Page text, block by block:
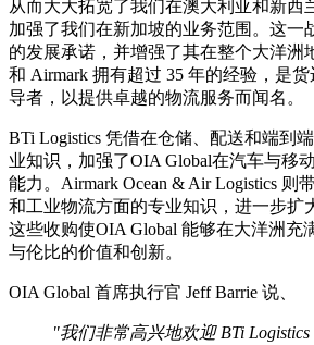
从而大大拓宽了我们在澳大利亚和新西
加强了我们在新加坡的业务范围。这一
的发展承诺，并增强了其在整个大洋洲
和 Airmark 拥有超过 35 年的经验，是
导者，以提供卓越的物流服务而闻名。
BTi Logistics 凭借在仓储、配送和端到
业知识，加强了OIA Global在汽车与移
能力。Airmark Ocean & Air Logistics 则
和工业物流方面的专业知识，进一步扩
这些收购使OIA Global 能够在大洋洲充
与伦比的价值和创新。
OIA Global 首席执行官 Jeff Barrie 说、
"我们非常高兴地欢迎 BTi